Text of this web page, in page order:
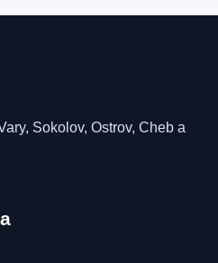
Sokolov, Ostrov, Cheb a